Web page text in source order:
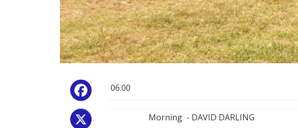
Facebook
06.00
Morning - DAVID DARLING